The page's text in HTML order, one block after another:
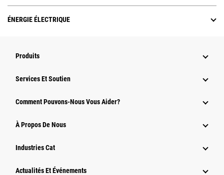
ÉNERGIE ÉLECTRIQUE
Produits
Services Et Soutien
Comment Pouvons-Nous Vous Aider?
À Propos De Nous
Industries Cat
Actualités Et Événements